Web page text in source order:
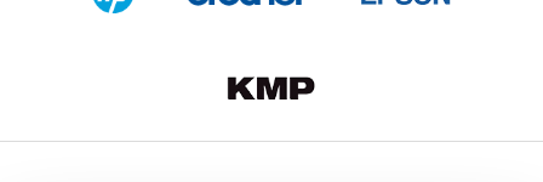
Koti & Sisustus
& vastauksia